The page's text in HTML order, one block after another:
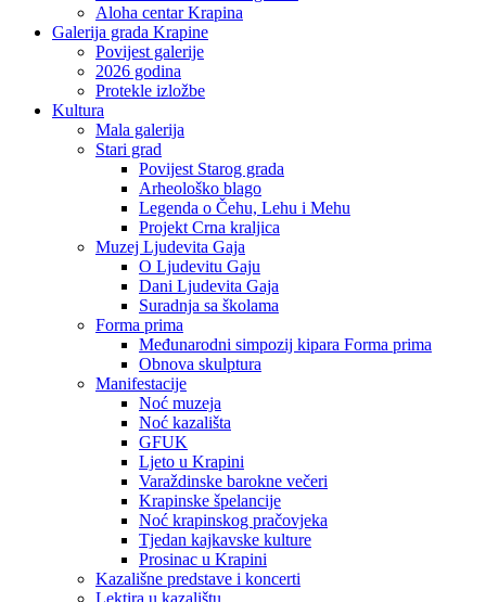
Aloha centar Krapina
Galerija grada Krapine
Povijest galerije
2026 godina
Protekle izložbe
Kultura
Mala galerija
Stari grad
Povijest Starog grada
Arheološko blago
Legenda o Čehu, Lehu i Mehu
Projekt Crna kraljica
Muzej Ljudevita Gaja
O Ljudevitu Gaju
Dani Ljudevita Gaja
Suradnja sa školama
Forma prima
Međunarodni simpozij kipara Forma prima
Obnova skulptura
Manifestacije
Noć muzeja
Noć kazališta
GFUK
Ljeto u Krapini
Varaždinske barokne večeri
Krapinske špelancije
Noć krapinskog pračovjeka
Tjedan kajkavske kulture
Prosinac u Krapini
Kazališne predstave i koncerti
Lektira u kazalištu